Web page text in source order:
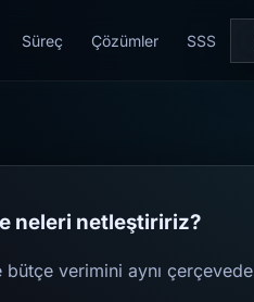
Süreç Çözümler SSS
neleri netleştiririz?
verimini aynı çerçevede